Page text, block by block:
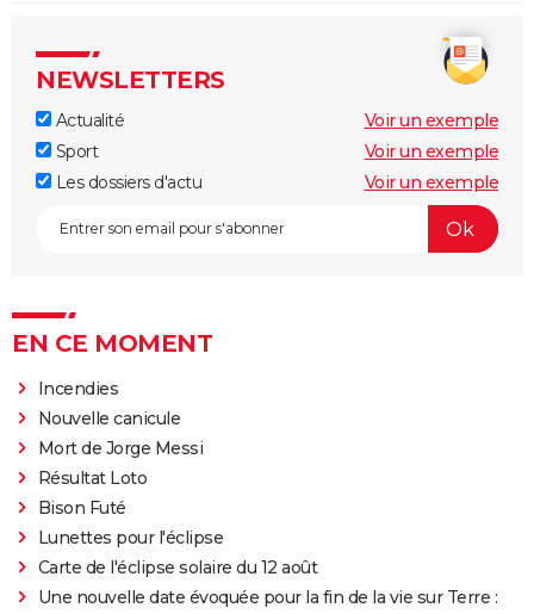
NEWSLETTERS
Actualité
Voir un exemple
Sport
Voir un exemple
Les dossiers d'actu
Voir un exemple
EN CE MOMENT
Incendies
Nouvelle canicule
Mort de Jorge Messi
Résultat Loto
Bison Futé
Lunettes pour l'éclipse
Carte de l'éclipse solaire du 12 août
Une nouvelle date évoquée pour la fin de la vie sur Terre :